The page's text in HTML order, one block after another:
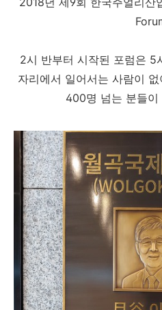
2시 반부터 시작된 포럼은 5
자리에서 일어서는 사람이
400명 넘는 분들이